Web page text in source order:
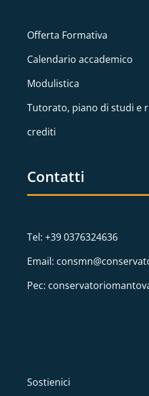
Offerta Formativa
Calendario accademico
Modulistica
Tutorato, piano di studi e
crediti
Contatti
Tel: +39 0376324636
Email:
Pec:
Sostienici